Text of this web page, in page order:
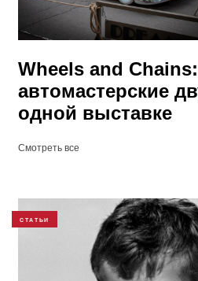
Wheels and Сhains:
автомастерские
одной выставке
Смотреть все
СТАТЬИ